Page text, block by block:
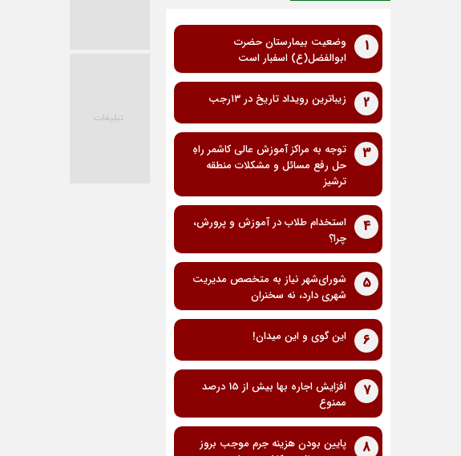
1
وضعیت بیمارستان حضرت
ابوالفضل(ع) اسفبار است
2 زیباترین رویداد تاریخ در ۱۳رجب
3
توجه به مراکز آموزش عالی کاشمر راهِ
حل رفع مسائل و مشکلات منطقه
ترشیز
4
استخدام طلاب در آموزش و پرورش،
چرا؟
5
شورای‌شهر نیاز به متخصص مدیریت
شهری دارد، نه سخنران
6 این گوی و این میدان!
7
افزایش اجاره بها بیش از 15 درصد
ممنوع
8
پایین بودن هزینه جرم موجب بروز